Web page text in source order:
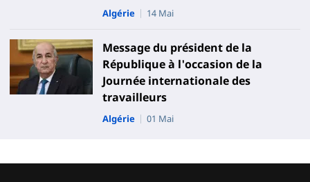
Algérie 14 Mai
Message du président de la
République à l'occasion de la
Journée internationale des
travailleurs
Algérie 01 Mai